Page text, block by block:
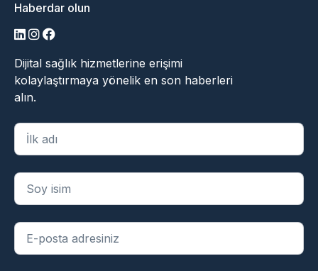
Haberdar olun
LinkedIn
Instagram
Facebook
Dijital sağlık hizmetlerine erişimi
kolaylaştırmaya yönelik en son haberleri
alın.
"*" zorunlu alanları belirtir